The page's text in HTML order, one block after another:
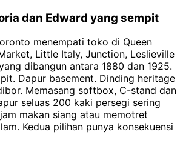
dan Edward yang sempit
menempati toko di Queen
Little Italy, Junction, Leslieville
dibangun antara 1880 dan 1925.
Dapur basement. Dinding heritage
Memasang softbox, C-stand dan
seluas 200 kaki persegi sering
makan siang atau memotret
Kedua pilihan punya konsekuensi